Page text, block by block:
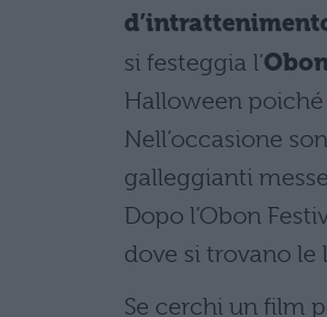
si festeggia l’
Halloween
Nell’occasione
galleggianti
Dopo l’Obon
dove si trovano le
Se cerchi un film